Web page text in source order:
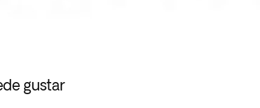
gustar